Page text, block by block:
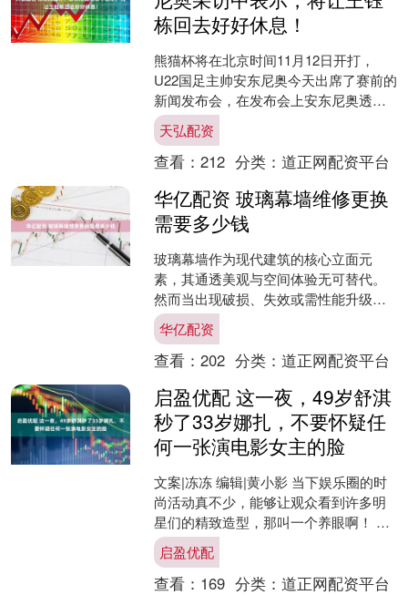
栋回去好好休息！
熊猫杯将在北京时间11月12日开打，
U22国足主帅安东尼奥今天出席了赛前的
新闻发布会，在发布会上安东尼奥透露
了王钰栋的情况！ 安东尼奥说：“王钰栋
已经和我沟通过....
天弘配资
查看： 212 分类： 道正网配资平台
华亿配资 玻璃幕墙维修更换
需要多少钱
玻璃幕墙作为现代建筑的核心立面元
素，其通透美观与空间体验无可替代。
然而当出现破损、失效或需性能升级
时，玻璃幕墙维修更换需要多少钱就成
了业主与管理方最核心的关切。....
华亿配资
查看： 202 分类： 道正网配资平台
启盈优配 这一夜，49岁舒淇
秒了33岁娜扎，不要怀疑任
何一张演电影女主的脸
文案|冻冻 编辑|黄小影 当下娱乐圈的时
尚活动真不少，能够让观众看到许多明
星们的精致造型，那叫一个养眼啊！ 比
如眼下Bottega Veneta就在上海举办了
新....
启盈优配
查看： 169 分类： 道正网配资平台